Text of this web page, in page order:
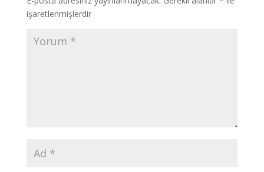
işaretlenmişlerdir